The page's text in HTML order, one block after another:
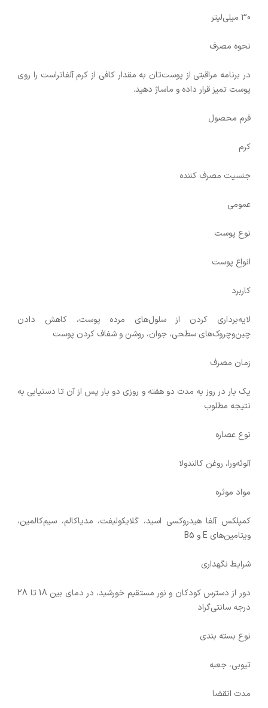
30 میلی‌لیتر
نحوه‌ مصرف
در برنامه مراقبتی از پوست‌تان به مقدار کافی از کرم آلفاتراست را روی
پوست تمیز قرار داده و ماساژ دهید.
فرم محصول
کرم
جنسیت مصرف کننده
عمومی
نوع پوست
انواع پوست
کاربرد
لایه‌برداری کردن از سلول‌های مرده پوست، کاهش دادن
چین‌وچروک‌های سطحی، جوان، روشن و شفاف کردن پوست
زمان مصرف
یک بار در روز به مدت دو هفته و روزی دو بار پس از آن تا دستیابی به
نتیجه مطلوب
نوع عصاره
آلوئه‌ورا، روغن کالندولا
مواد موثره
کمپلکس آلفا هیدروکسی اسید، گلایکولیفت، مدیاکالم، سیم‌کالمین،
ویتامین‌های E و B5
شرایط نگهداری
دور از دسترس کودکان و نور مستقیم خورشید، در دمای بین 18 تا 28
درجه سانتی‌گراد
نوع بسته بندی
تیوبی، جعبه
مدت انقضا